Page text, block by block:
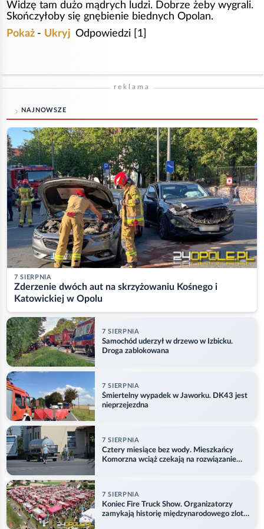
Widzę tam dużo mądrych ludzi. Dobrze żeby wygrali.
Skończyłoby się gnębienie biednych Opolan.
Pokaż - Ukryj Odpowiedzi [1]
reklama
NAJNOWSZE
7 SIERPNIA
Zderzenie dwóch aut na skrzyżowaniu Kośnego i
Katowickiej w Opolu
7 SIERPNIA
Samochód uderzył w drzewo w Izbicku.
Droga zablokowana
7 SIERPNIA
Śmiertelny wypadek w Jaworku. DK43 jest
nieprzejezdna
7 SIERPNIA
Cztery miesiące bez wody. Mieszkańcy
Komorzna wciąż czekają na rozwiązanie
7 SIERPNIA
Koniec Fire Truck Show. Organizatorzy
zamykają historię międzynarodowego zlotu